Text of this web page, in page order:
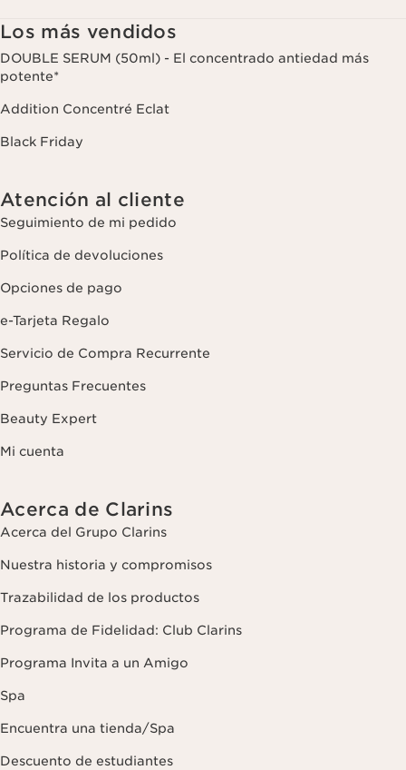
momento haciendo click en el enlace para darse de baja que
aparece en cada newsletter que reciba. Para más información
sobre la gestión de sus datos y sus derechos, consulte nuestra
Los más vendidos
DOUBLE SERUM (50ml) - El concentrado antiedad más
potente*
Addition Concentré Eclat
Black Friday
Atención al cliente
Seguimiento de mi pedido
Política de devoluciones
Opciones de pago
e-Tarjeta Regalo
Servicio de Compra Recurrente
Preguntas Frecuentes
Beauty Expert
Mi cuenta
Acerca de Clarins
Acerca del Grupo Clarins
Nuestra historia y compromisos
Trazabilidad de los productos
Programa de Fidelidad: Club Clarins
Programa Invita a un Amigo
Spa
Encuentra una tienda/Spa
Descuento de estudiantes